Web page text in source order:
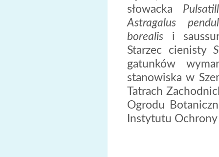
słowacka
Astragalus
borealis i
Starzec cienisty
gatunków
stanowiska w
Tatrach
Ogrodu
Instytutu